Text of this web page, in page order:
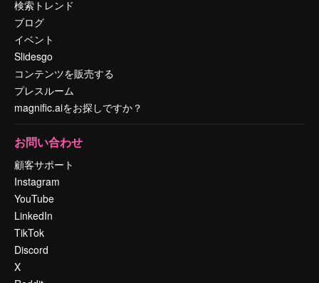
検索トレンド
ブログ
イベント
Slidesgo
コンテンツを販売する
プレスルーム
magnific.aiをお探しですか？
お問い合わせ
顧客サポート
Instagram
YouTube
LinkedIn
TikTok
Discord
X